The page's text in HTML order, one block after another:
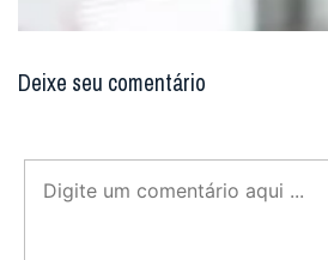
Deixe seu comentário